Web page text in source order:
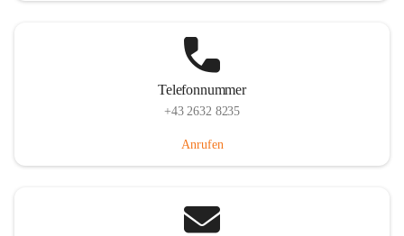
Telefonnummer
+43 2632 8235
Anrufen